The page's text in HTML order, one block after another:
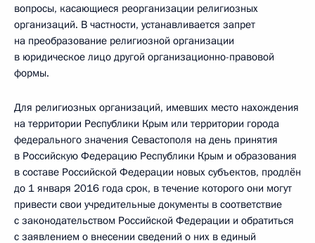
вопросы, касающиеся реорганизации религиозных
организаций. В частности, устанавливается запрет
на преобразование религиозной организации
в юридическое лицо другой организационно-правовой
формы.
Для религиозных организаций, имевших место нахождения
на территории Республики Крым или территории города
федерального значения Севастополя на день принятия
в Российскую Федерацию Республики Крым и образования
в составе Российской Федерации новых субъектов, продлён
до 1 января 2016 года срок, в течение которого они могут
привести свои учредительные документы в соответствие
с законодательством Российской Федерации и обратиться
с заявлением о внесении сведений о них в единый